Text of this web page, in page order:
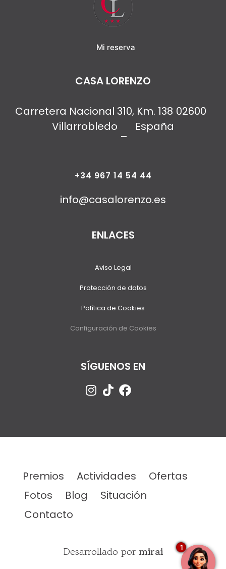
Mi reserva
CASA LORENZO
Carretera Nacional 310, Km. 138 02600
Villarrobledo
–
España
+34 967 14 54 44
info@casalorenzo.es
ENLACES
Aviso Legal
Protección de datos
Política de Cookies
Configuración de Cookies
SÍGUENOS EN
Premios Actividades
Ofertas
Fotos
Blog
Situación
Contacto
Desarrollado por mirai 1